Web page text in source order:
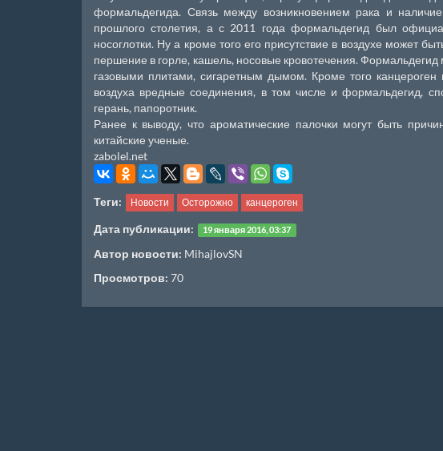
формальдегида. Связь между возникновением рака и
прошлого столетия, а с 2011 года формальдегид был
носоглотки. Ну а кроме того его присутствие в воздухе может
першение в горле, кашель, носовые кровотечения.
газовыми плитами, сигаретным дымом. Кроме того
воздуха вредные соединения, в том числе и формальдегид,
герань, папоротник.
Ранее к выводу, что ароматические палочки могут быть
китайские ученые.
zabolel.net
Теги: Новости Осторожно канцероген
Дата публикации: 19 января 2016, 03:37
Автор новости: MihajlovSN
Просмотров: 70